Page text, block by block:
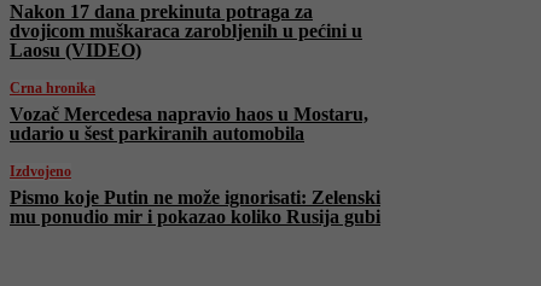
Nakon 17 dana prekinuta potraga za
dvojicom muškaraca zarobljenih u pećini u
Laosu (VIDEO)
Crna hronika
Vozač Mercedesa napravio haos u Mostaru,
udario u šest parkiranih automobila
Izdvojeno
Pismo koje Putin ne može ignorisati: Zelenski
mu ponudio mir i pokazao koliko Rusija gubi